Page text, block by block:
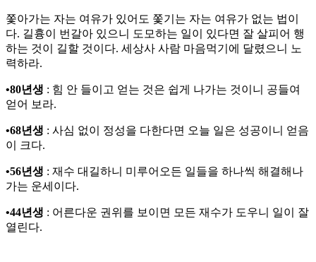
쫓아가는 자는 여유가 있어도 쫓기는 자는 여유가 없는 법이
다. 길흉이 번갈아 있으니 도모하는 일이 있다면 잘 살피어 행
하는 것이 길할 것이다. 세상사 사람 마음먹기에 달렸으니 노
력하라.
•80년생 : 힘 안 들이고 얻는 것은 쉽게 나가는 것이니 공들여
얻어 보라.
•68년생 : 사심 없이 정성을 다한다면 오늘 일은 성공이니 얻음
이 크다.
•56년생 : 재수 대길하니 미루어오든 일들을 하나씩 해결해나
가는 운세이다.
•44년생 : 어른다운 권위를 보이면 모든 재수가 도우니 일이 잘
열린다.